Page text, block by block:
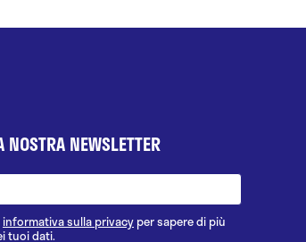
NEWSLETTER
informativa sulla privacy per sapere di più
tuoi dati.